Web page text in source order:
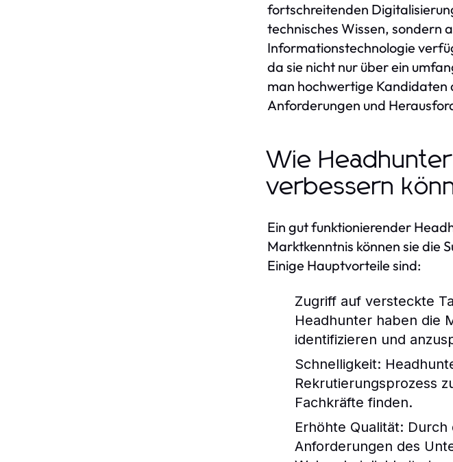
fortschreitenden
technisches Wissen, sondern
Informationstechnologie
da sie nicht nur über ein
man hochwertige Kandidaten
Anforderungen und
Wie
verbessern
Ein gut funktionierender
Marktkenntnis können sie die
Einige Hauptvorteile sind:
Zugriff auf versteckte
Headhunter haben die
identifizieren und
Schnelligkeit:
Rekrutierungsprozess
Fachkräfte finden.
Erhöhte Qualität: Durch
Anforderungen des